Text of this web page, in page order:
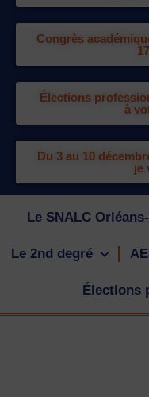
Congrès
Élections
à
Du 3 au 10
je
Le SNALC
Le 2nd degré
Élections